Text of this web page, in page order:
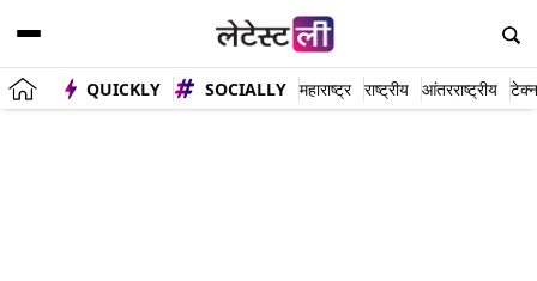
QUICKLY SOCIALLY महाराष्ट्र राष्ट्रीय आंतरराष्ट्रीय